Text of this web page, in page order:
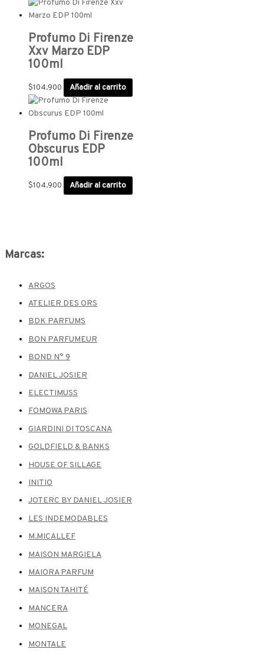
Marcas:
ARGOS
ATELIER DES ORS
BDK PARFUMS
BON PARFUMEUR
BOND N° 9
DANIEL JOSIER
ELECTIMUSS
FOMOWA PARIS
GIARDINI DI TOSCANA
GOLDFIELD & BANKS
HOUSE OF SILLAGE
INITIO
JOTERC BY DANIEL JOSIER
LES INDEMODABLES
M.MICALLEF
MAISON MARGIELA
MAIORA PARFUM
MAISON TAHITÉ
MANCERA
MONEGAL
MONTALE
Profumo Di Firenze
Xxv Marzo EDP
100ml
$104.900 Añadir al carrito
Profumo Di Firenze
Obscurus EDP
100ml
$104.900 Añadir al carrito